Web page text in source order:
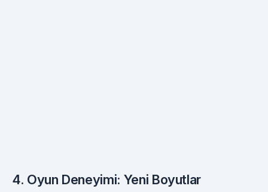
4. Oyun Deneyimi: Yeni Boyutlar